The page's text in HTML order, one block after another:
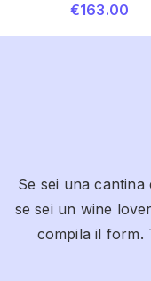
€163.00
Se sei una
se sei un wine
compila il form.